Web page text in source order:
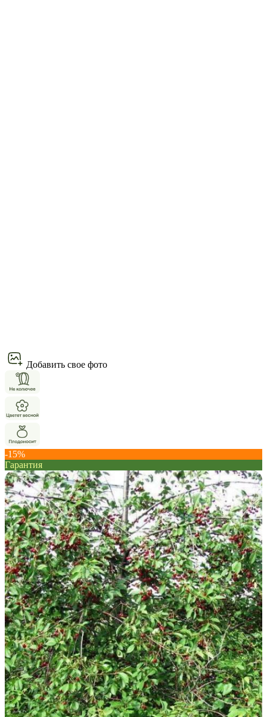
Добавить свое фото
-15%
Гарантия